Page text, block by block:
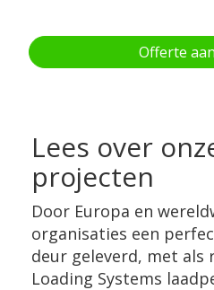
Offerte
Lees over
projecten
Door Europa en
organisaties een
deur geleverd, met als
Loading Systems